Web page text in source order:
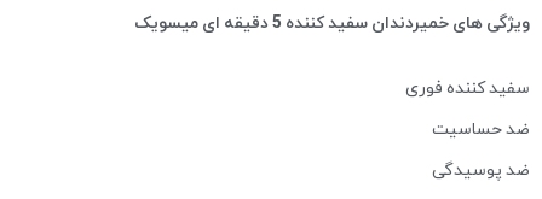
ویژگی های خمیردندان سفید کننده 5 دقیقه ای میسویک
سفید کننده فوری
ضد حساسیت
ضد پوسیدگی